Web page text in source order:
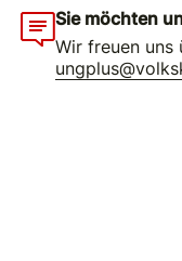
Sie möchten
Wir freuen